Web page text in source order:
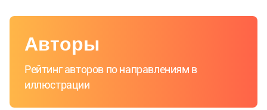
Авторы
Рейтинг авторов по направлениям в
иллюстрации